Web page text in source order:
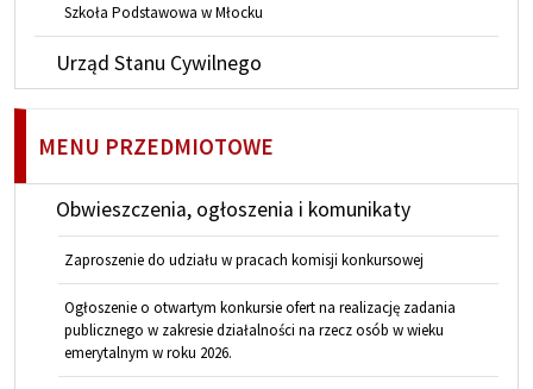
Szkoła Podstawowa w Młocku
Urząd Stanu Cywilnego
MENU PRZEDMIOTOWE
Obwieszczenia, ogłoszenia i komunikaty
Zaproszenie do udziału w pracach komisji konkursowej
Ogłoszenie o otwartym konkursie ofert na realizację zadania
publicznego w zakresie działalności na rzecz osób w wieku
emerytalnym w roku 2026.